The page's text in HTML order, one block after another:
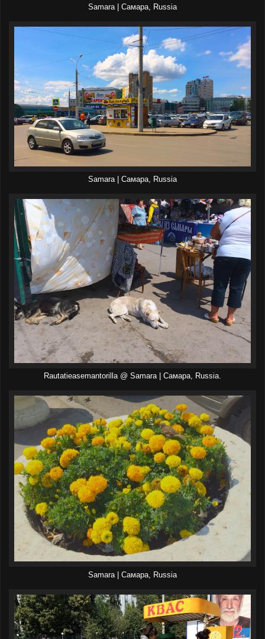
Samara | Самара, Russia
Samara | Самара, Russia
Rautatieasemantorilla @ Samara | Самара, Russia.
Samara | Самара, Russia